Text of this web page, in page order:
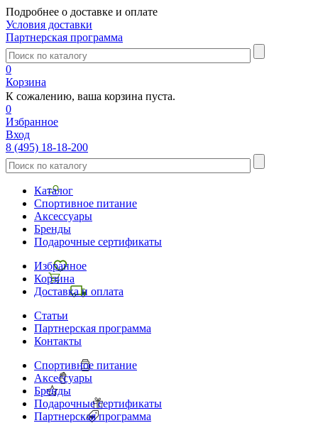
Подробнее о доставке и оплате
Условия доставки
Партнерская программа
0
Корзина
К сожалению, ваша корзина пуста.
0
Избранное
Вход
8 (495) 18-18-200
Каталог
Спортивное питание
Аксессуары
Бренды
Подарочные сертификаты
Избранное
Корзина
Доставка и оплата
Статьи
Партнерская программа
Контакты
Спортивное питание
Аксессуары
Бренды
Подарочные сертификаты
Партнерская программа